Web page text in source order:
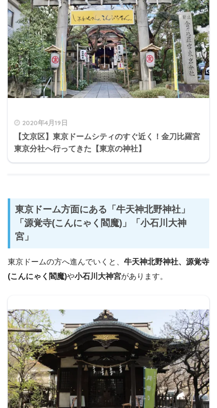
2020年4月19日
【文京区】東京ドームシティのすぐ近く！金刀比羅宮
東京分社へ行ってきた【東京の神社】
東京ドーム方面にある「牛天神北野神社」
「源覚寺(こんにゃく閻魔)」「小石川大神
宮」
東京ドームの方へ進んでいくと、 牛天神北野神社、源覚寺
(こんにゃく閻魔)や小石川大神宮があります。